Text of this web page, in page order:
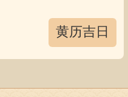
黄历吉日